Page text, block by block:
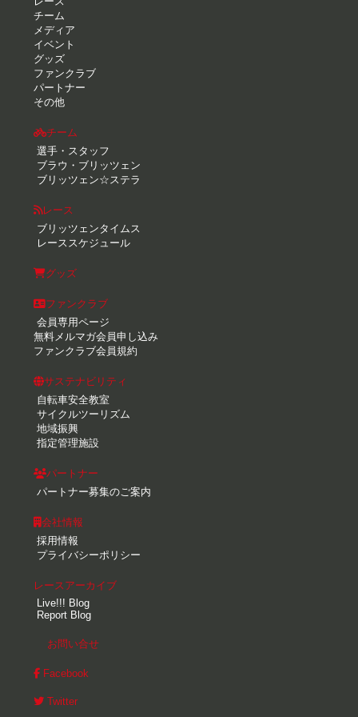
チーム
メディア
イベント
グッズ
ファンクラブ
パートナー
その他
チーム
選手・スタッフ
ブラウ・ブリッツェン
ブリッツェン☆ステラ
レース
ブリッツェンタイムス
レーススケジュール
グッズ
ファンクラブ
会員専用ページ
無料メルマガ会員申し込み
ファンクラブ会員規約
サステナビリティ
自転車安全教室
サイクルツーリズム
地域振興
指定管理施設
パートナー
パートナー募集のご案内
会社情報
採用情報
プライバシーポリシー
レースアーカイブ
Live!!! Blog
Report Blog
お問い合せ
Facebook
Twitter